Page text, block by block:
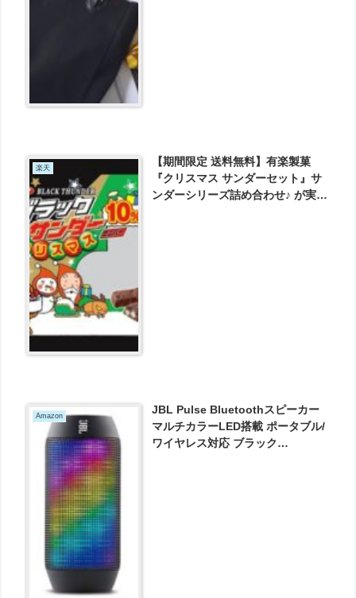
楽天
【期間限定 送料無料】有楽製菓
『クリスマス サンダーセット』サ
ンダーシリーズ詰め合わせ♪ が実質
Amazon
JBL Pulse Bluetoothスピーカー
マルチカラーLED搭載 ポータブル/
ワイヤレス対応 ブラック